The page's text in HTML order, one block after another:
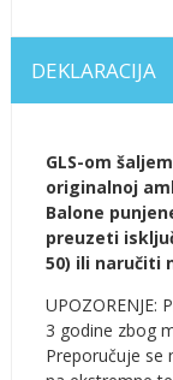
DEKLARACIJA
GLS-om
originalnoj
Balone
preuzeti
50) ili naručiti
3 godine zbog
Preporučuje se